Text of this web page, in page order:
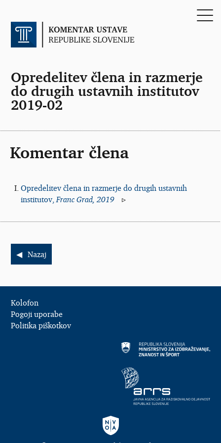
Opredelitev člena in razmerje
do drugih ustavnih institutov
2019-02
Komentar člena
Opredelitev člena in razmerje do drugih ustavnih
institutov, Franc Grad, 2019
Nazaj
Kolofon
Pogoji uporabe
Politika piškotkov